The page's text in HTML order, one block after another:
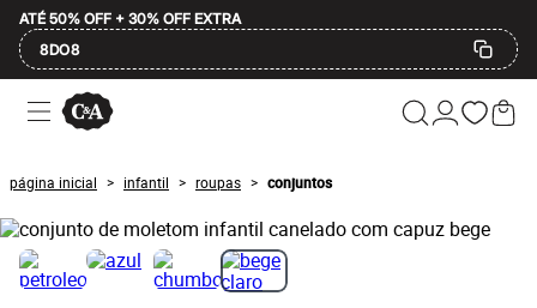
ATÉ 50% OFF + 30% OFF EXTRA
8DO8
Ofertas
Compre por Departamento
Masculino
Infantil
Calçados
Mindse7
Plus Size
Até 20% off
página inicial > infantil > roupas > conjuntos